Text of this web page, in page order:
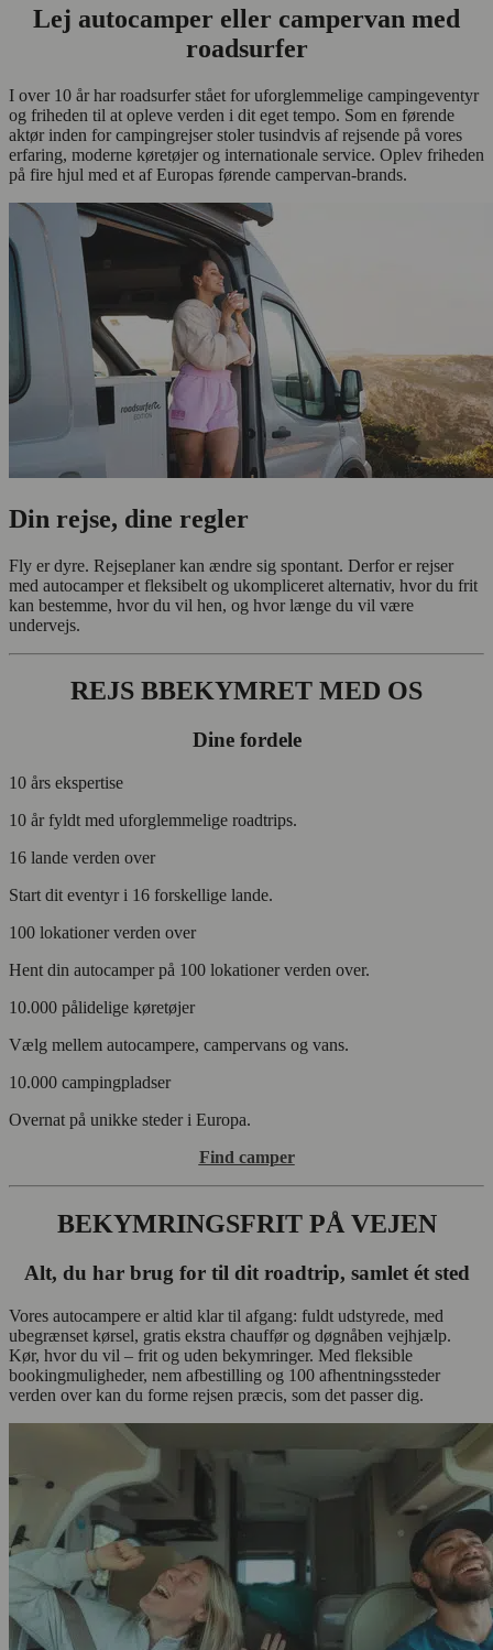
Lej autocamper eller campervan med
roadsurfer
I over 10 år har roadsurfer stået for uforglemmelige campingeventyr
og friheden til at opleve verden i dit eget tempo. Som en førende
aktør inden for campingrejser stoler tusindvis af rejsende på vores
erfaring, moderne køretøjer og internationale service. Oplev friheden
på fire hjul med et af Europas førende campervan-brands.
Din rejse, dine regler
Fly er dyre. Rejseplaner kan ændre sig spontant. Derfor er rejser
med autocamper et fleksibelt og ukompliceret alternativ, hvor du frit
kan bestemme, hvor du vil hen, og hvor længe du vil være
undervejs.
REJS BBEKYMRET MED OS
Dine fordele
10 års ekspertise
10 år fyldt med uforglemmelige roadtrips.
16 lande verden over
Start dit eventyr i 16 forskellige lande.
100 lokationer verden over
Hent din autocamper på 100 lokationer verden over.
10.000 pålidelige køretøjer
Vælg mellem autocampere, campervans og vans.
10.000 campingpladser
Overnat på unikke steder i Europa.
Find camper
BEKYMRINGSFRIT PÅ VEJEN
Alt, du har brug for til dit roadtrip, samlet ét sted
Vores autocampere er altid klar til afgang: fuldt udstyrede, med
ubegrænset kørsel, gratis ekstra chauffør og døgnåben vejhjælp.
Kør, hvor du vil – frit og uden bekymringer. Med fleksible
bookingmuligheder, nem afbestilling og 100 afhentningssteder
verden over kan du forme rejsen præcis, som det passer dig.